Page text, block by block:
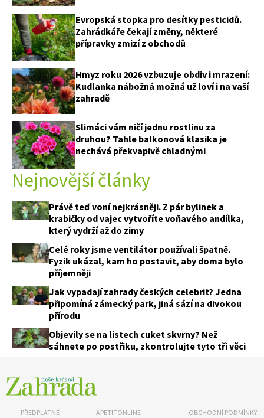
Evropská stopka pro desítky pesticidů.
Zahrádkáře čekají změny, některé
přípravky zmizí z obchodů
Hmyz roku 2026 vzbuzuje obdiv i mrazení:
Kudlanka nábožná možná už loví i na vaší
zahradě
Slimáci vám ničí jednu rostlinu za
druhou? Tahle balkonová klasika je
nechává překvapivě chladnými
Nejnovější články
Právě teď voní nejkrásněji. Z pár bylinek a
krabičky od vajec vytvoříte voňavého andílka,
který vydrží až do zimy
Celé roky jsme ventilátor používali špatně.
Fyzik ukázal, kam ho postavit, aby doma bylo
příjemněji
Jak vypadají zahrady českých celebrit? Jedna
připomíná zámecký park, jiná sází na divokou
přírodu
Objevily se na listech cuket skvrny? Než
sáhnete po postřiku, zkontrolujte tyto tři věci
PŘEDPLATNÉ
APETITONLINE
OBCHODNÍ PODMÍNKY